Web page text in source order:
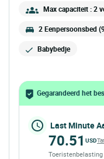
Max capaciteit : 2
2 Eenpersoonsbed
Babybedje
Gegarandeerd het
Last Minute
70.51 USD
Toeristenbelasting